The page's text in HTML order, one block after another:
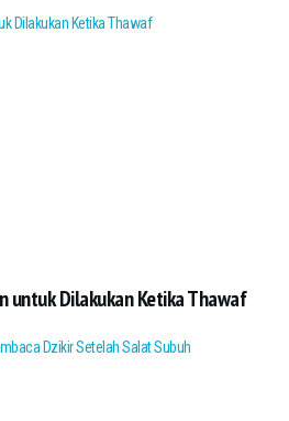
untuk Dilakukan Ketika Thawaf